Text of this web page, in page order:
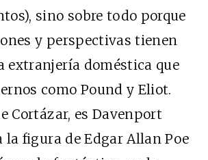
sino sobre todo porque
y perspectivas tienen
extranjería doméstica que
como Pound y Eliot.
Cortázar, es Davenport
la figura de Edgar Allan Poe